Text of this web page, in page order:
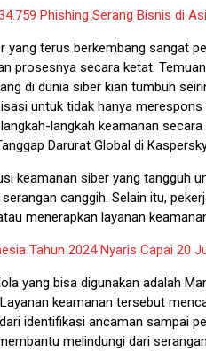
Phishing Serang Bisnis di
yang terus berkembang sangat
prosesnya secara ketat.
di dunia siber kian tumbuh
untuk tidak hanya
langkah keamanan secara
Darurat Global di
keamanan siber yang tangguh
canggih. Selain itu,
menerapkan layanan
Tahun 2024 Nyaris Capai 20
yang bisa digunakan adalah
keamanan tersebut
identifikasi ancaman sampai
melindungi dari